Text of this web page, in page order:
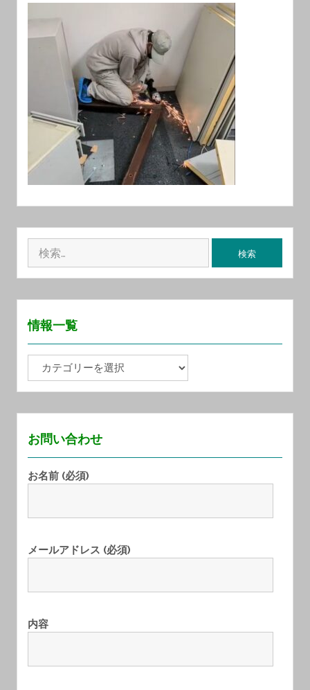
:
情報一覧
一
お問い合わせ
お名前 (必須)
メールアドレス (必須)
内容